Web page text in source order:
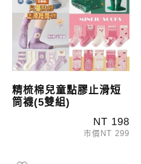
精梳棉兒童點膠止滑短
筒襪(5雙組)
NT 198
市價NT 299